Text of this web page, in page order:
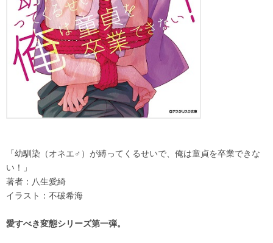
「幼馴染（オネエ♂）が縛ってくるせいで、俺は童貞を卒業できな
い！」
著者：八生愛綺
イラスト：不破希海
愛すべき変態シリーズ第一弾。